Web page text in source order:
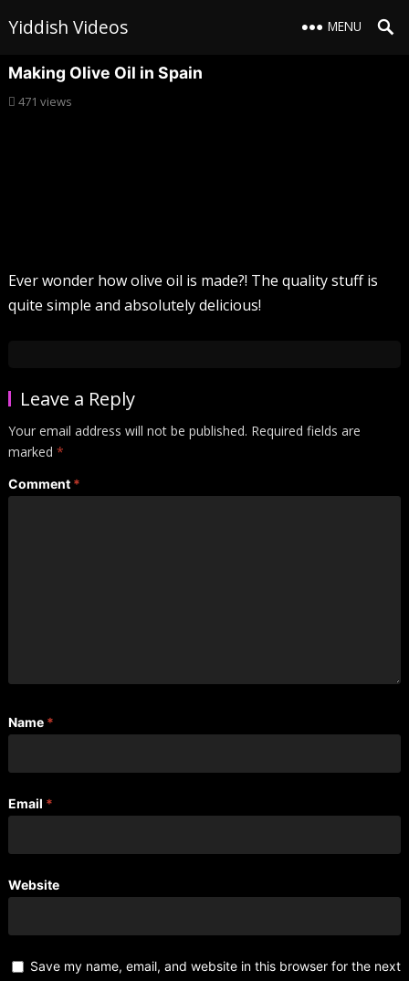
Yiddish Videos MENU
Making Olive Oil in Spain
471 views
Ever wonder how olive oil is made?! The quality stuff is
quite simple and absolutely delicious!
Leave a Reply
Your email address will not be published. Required fields are
marked *
Comment *
Name *
Email *
Website
Save my name, email, and website in this browser for the next